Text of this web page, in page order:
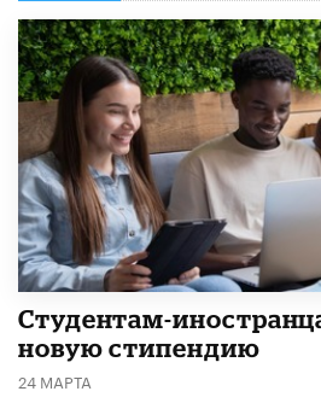
Студентам-
новую стипендию
24 МАРТА